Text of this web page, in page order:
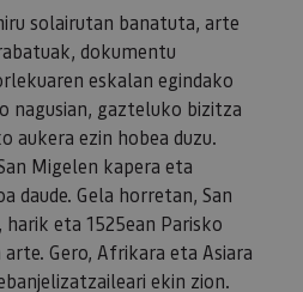
solairutan banatuta, arte
dokumentu
eskalan egindako
nagusian, gazteluko bizitza
aukera ezin hobea duzu.
Migelen kapera eta
daude. Gela horretan, San
eta 1525ean Parisko
Gero, Afrikara eta Asiara
ekin zion.